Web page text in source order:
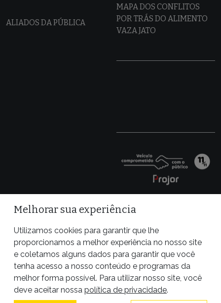
ALIADOS DA PÚBLICA
MAPA DOS CONFLITOS
POR TRÁS DO ALIMENTO
VAZA JATO
Site desenvolvido por
Melhorar sua experiência
Utilizamos cookies para garantir que lhe
proporcionamos a melhor experiência no nosso site
e coletamos alguns dados para garantir que você
tenha acesso a nosso conteúdo e programas da
melhor forma possível. Para utilizar nosso site, você
deve aceitar nossa política de privacidade.